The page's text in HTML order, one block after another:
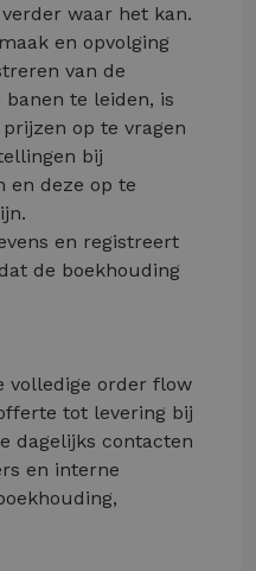
waar het kan.
en opvolging
van de
te leiden, is
op te vragen
bij
en deze op te
en registreert
de boekhouding
volledige order flow
tot levering bij
dagelijks contacten
en interne